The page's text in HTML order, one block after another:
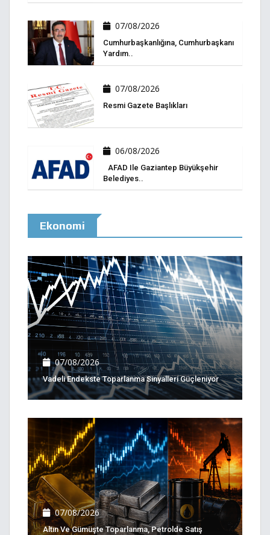
07/08/2026
Cumhurbaşkanlığına, Cumhurbaşkanı
Yardım..
07/08/2026
Resmi Gazete Başlıkları
06/08/2026
AFAD Ile Gaziantep Büyükşehir
Belediyes..
Ekonomi
07/08/2026
Vadeli Endekste Toparlanma Sinyalleri Güçleniyor
07/08/2026
Altın Ve Gümüşte Toparlanma, Petrolde Satış